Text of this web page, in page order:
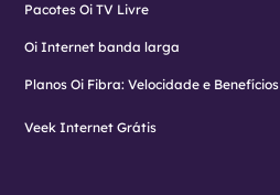
Pacotes Oi TV Livre
Oi Internet banda larga
Planos Oi Fibra: Velocidade e Benefícios
Veek Internet Grátis